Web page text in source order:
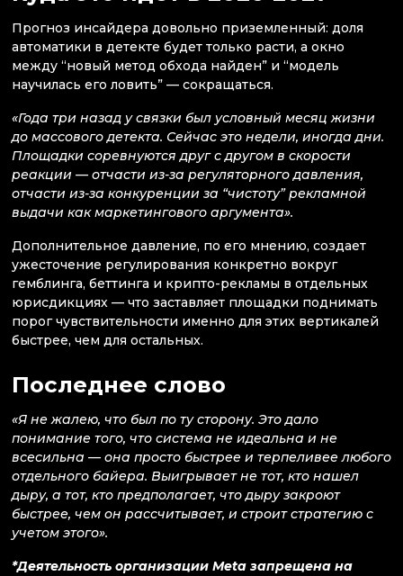
Прогноз инсайдера довольно приземленный: доля
автоматики в детекте будет только расти, а окно
между “новый метод обхода найден” и “модель
научилась его ловить” — сокращаться.
«Года три назад у связки был условный месяц жизни
до массового детекта. Сейчас это недели, иногда дни.
Площадки соревнуются друг с другом в скорости
реакции — отчасти из-за регуляторного давления,
отчасти из-за конкуренции за “чистоту” рекламной
выдачи как маркетингового аргумента».
Дополнительное давление, по его мнению, создает
ужесточение регулирования конкретно вокруг
гемблинга, беттинга и крипто-рекламы в отдельных
юрисдикциях — что заставляет площадки поднимать
порог чувствительности именно для этих вертикалей
быстрее, чем для остальных.
Последнее слово
«Я не жалею, что был по ту сторону. Это дало
понимание того, что система не идеальна и не
всесильна — она просто быстрее и терпеливее любого
отдельного байера. Выигрывает не тот, кто нашел
дыру, а тот, кто предполагает, что дыру закроют
быстрее, чем он рассчитывает, и строит стратегию с
учетом этого».
*Деятельность организации Meta запрещена на